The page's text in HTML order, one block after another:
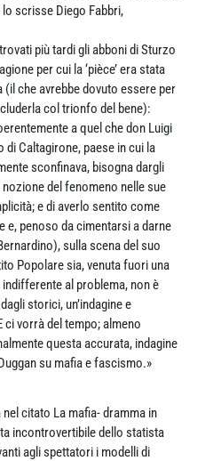
scrisse Diego Fabbri,
più tardi gli abboni di Sturzo
per cui la ‘pièce’ era stata
che avrebbe dovuto essere per
col trionfo del bene):
a quel che don Luigi
di Caltagirone, paese in cui la
sconfinava, bisogna dargli
del fenomeno nelle sue
e di averlo sentito come
e, penoso da cimentarsi a darne
sulla scena del suo
Popolare sia, venuta fuori una
al problema, non è
storici, un’indagine e
ci vorrà del tempo; almeno
questa accurata, indagine
su mafia e fascismo.»
citato La mafia- dramma in
incontrovertibile dello statista
agli spettatori i modelli di